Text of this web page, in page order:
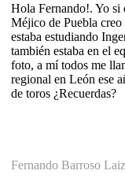
Hola Fernando!. Yo si
Méjico de Puebla
estaba estudiando
también estaba en el
foto, a mí todos me
regional en León ese
de toros ¿Recuerdas?
Fernando Barroso